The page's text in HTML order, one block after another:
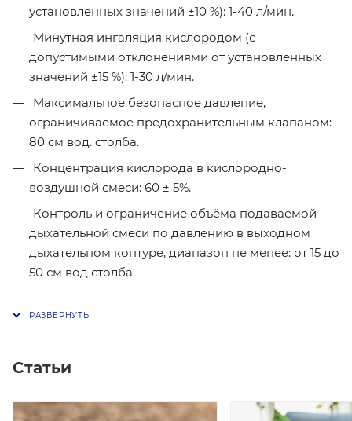
установленных значений ±10 %): 1-40 л/мин.
Минутная ингаляция кислородом (с
допустимыми отклонениями от установленных
значений ±15 %): 1-30 л/мин.
Максимальное безопасное давление,
ограничиваемое предохранительным клапаном:
80 см вод. столба.
Концентрация кислорода в кислородно-
воздушной смеси: 60 ± 5%.
Контроль и ограничение объёма подаваемой
дыхательной смеси по давлению в выходном
дыхательном контуре, диапазон не менее: от 15 до
50 см вод столба.
Статьи